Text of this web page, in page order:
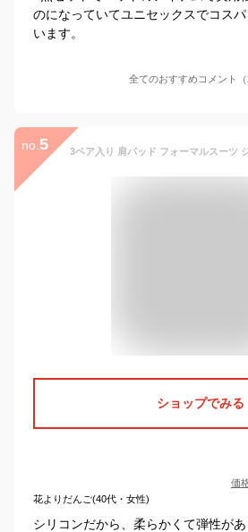
のになっていてユニセックスでコス
います。
全てのおすすめコメント（
no. 5
ショップでみる
価
花よりだんご(40代・女性)
シリコンだから、柔らかくて弾性が